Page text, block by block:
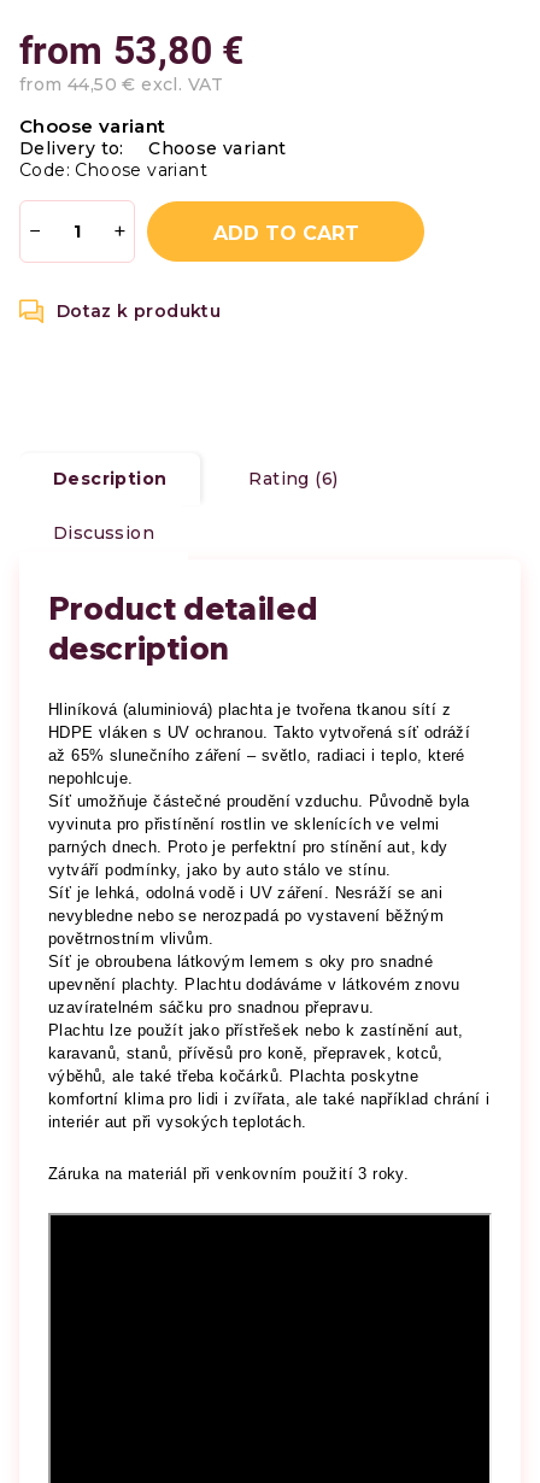
from 53,80 €
from 44,50 € excl. VAT
price:
Choose variant
Delivery to:
Choose variant
Code: Choose variant
+
− ADD TO CART
Description Rating (6)
Discussion
Product detailed
description
Hliníková (aluminiová) plachta je tvořena tkanou sítí z
HDPE vláken s UV ochranou. Takto vytvořená síť odráží
až 65% slunečního záření – světlo, radiaci i teplo, které
nepohlcuje.
Síť umožňuje částečné proudění vzduchu. Původně byla
vyvinuta pro přistínění rostlin ve sklenících ve velmi
parných dnech. Proto je perfektní pro stínění aut, kdy
vytváří podmínky, jako by auto stálo ve stínu.
Síť je lehká, odolná vodě i UV záření. Nesráží se ani
nevybledne nebo se nerozpadá po vystavení běžným
povětrnostním vlivům.
Síť je obroubena látkovým lemem s oky pro snadné
upevnění plachty. Plachtu dodáváme v látkovém znovu
uzavíratelném sáčku pro snadnou přepravu.
Plachtu lze použít jako přístřešek nebo k zastínění aut,
karavanů, stanů, přívěsů pro koně, přepravek, kotců,
výběhů, ale také třeba kočárků. Plachta poskytne
komfortní klima pro lidi i zvířata, ale také například chrání i
interiér aut při vysokých teplotách.
Záruka na materiál při venkovním použití 3 roky.